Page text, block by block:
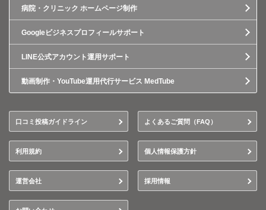
病院・クリニック ホームページ制作
Googleビジネスプロフィールサポート
LINE公式アカウント運用サポート
動画制作・YouTube運用代行サービス MedTube
口コミ投稿ガイドライン よくあるご質問（FAQ）
利用規約 個人情報保護方針
運営会社 採用情報